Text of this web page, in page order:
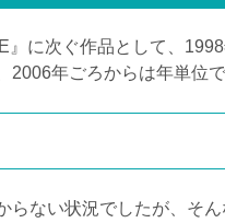
』に次ぐ作品として、
2006年ごろからは年単位
らない状況でしたが、そ